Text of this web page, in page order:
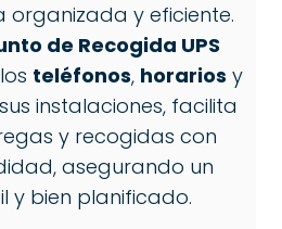
organizada y eficiente.
de Recogida UPS
teléfonos, horarios y
instalaciones, facilita
y recogidas con
asegurando un
y bien planificado.